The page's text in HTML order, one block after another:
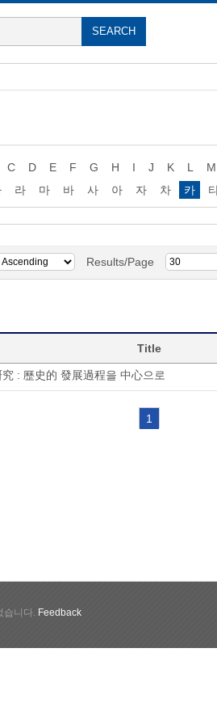
C D E F G H I J K L M
라 마 바 사 아 자 차 카
Results/Page
Title
: 歷史的 發展過程을 中心으로
1
습니다. Feedback